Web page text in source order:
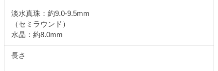
淡水真珠：約9.0-9.5mm
（セミラウンド）
水晶：約8.0mm
長さ